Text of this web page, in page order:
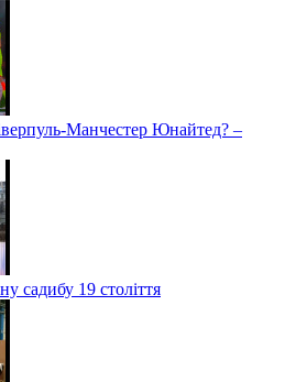
Манчестер Юнайтед? –
садибу 19 століття